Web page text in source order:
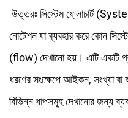
উত্তরঃ সিস্টেম ফ্লোচার্ট
নোটেশন যা ব্যবহার করে কোন
(flow) দেখানো হয়। এটি একটি
ধরণের সংক্ষেপে আইকন, সংখ্যা
বিভিন্ন ধাপসমূহ দেখানোর জন্য